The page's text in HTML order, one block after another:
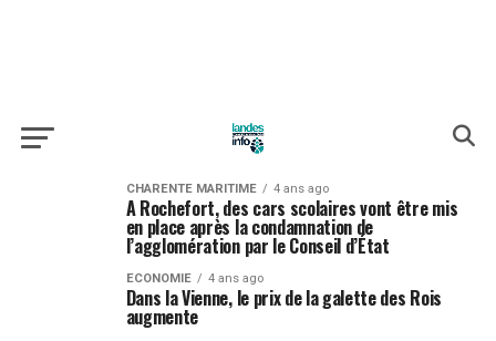
CHARENTE MARITIME 4 ans ago
A Rochefort, des cars scolaires vont être mis
en place après la condamnation de
l’agglomération par le Conseil d’État
ECONOMIE 4 ans ago
Dans la Vienne, le prix de la galette des Rois
augmente